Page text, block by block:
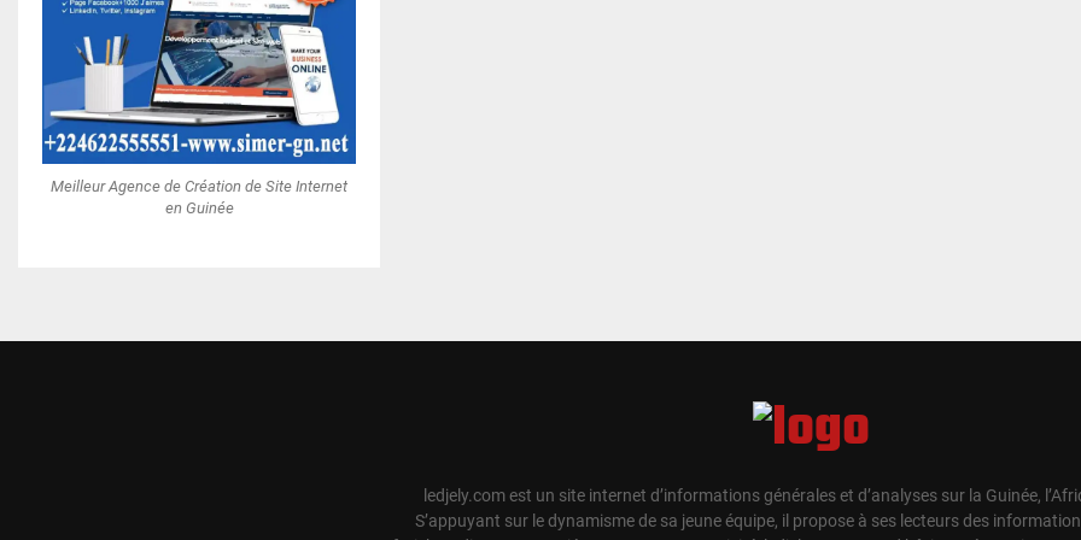
Meilleur Agence de Création de Site Internet
en Guinée
ledjely.com est un site internet d’informations générales et d’analyses sur la Guinée,
S’appuyant sur le dynamisme de sa jeune équipe, il propose à ses lecteurs des